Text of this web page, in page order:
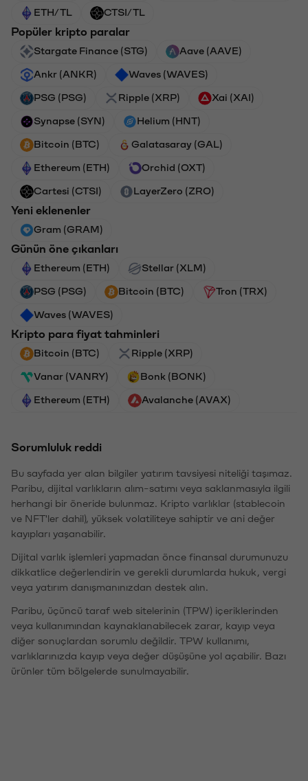
ETH/TL CTSI/TL
Popüler kripto paralar
Stargate Finance (STG) Aave (AAVE)
Ankr (ANKR) Waves (WAVES)
PSG (PSG) Ripple (XRP) Xai (XAI)
Synapse (SYN) Helium (HNT)
Bitcoin (BTC) Galatasaray (GAL)
Ethereum (ETH) Orchid (OXT)
Cartesi (CTSI) LayerZero (ZRO)
Yeni eklenenler
Gram (GRAM)
Günün öne çıkanları
Ethereum (ETH) Stellar (XLM)
PSG (PSG) Bitcoin (BTC) Tron (TRX)
Waves (WAVES)
Kripto para fiyat tahminleri
Bitcoin (BTC) Ripple (XRP)
Vanar (VANRY) Bonk (BONK)
Ethereum (ETH) Avalanche (AVAX)
Sorumluluk reddi
Bu sayfada yer alan bilgiler yatırım tavsiyesi niteliği taşımaz.
Paribu, dijital varlıkların alım-satımı veya saklanmasıyla ilgili
herhangi bir öneride bulunmaz. Kripto varlıklar (stablecoin
ve NFT'ler dahil), yüksek volatiliteye sahiptir ve ani değer
kayıpları yaşanabilir.
Dijital varlık işlemleri yapmadan önce finansal durumunuzu
dikkatlice değerlendirin ve gerekli durumlarda hukuk, vergi
veya yatırım danışmanınızdan destek alın.
Paribu, üçüncü taraf web sitelerinin (TPW) içeriklerinden
veya kullanımından kaynaklanabilecek zarar, kayıp veya
diğer sonuçlardan sorumlu değildir. TPW kullanımı,
varlıklarınızda kayıp veya değer düşüşüne yol açabilir. Bazı
ürünler tüm bölgelerde sunulmayabilir.